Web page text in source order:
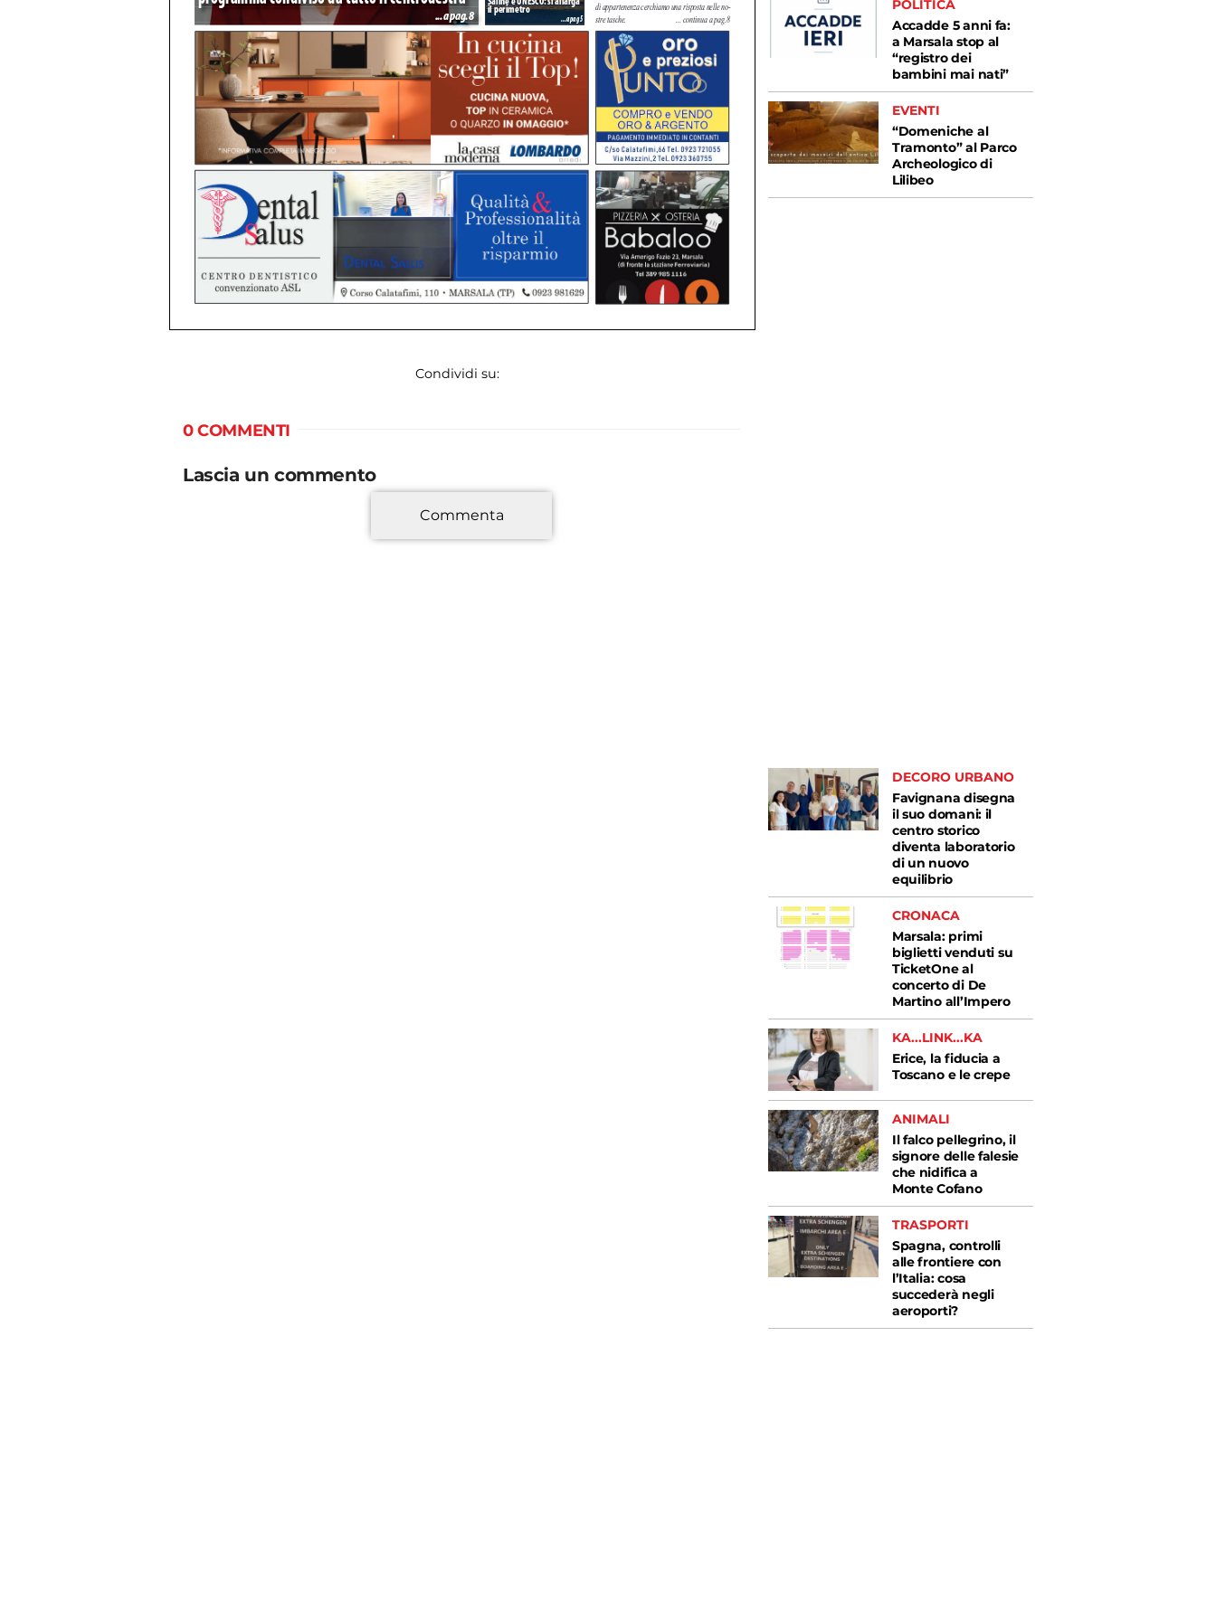
Condividi su:
0 COMMENTI
Lascia un commento
Commenta
POLITICA
Accadde 5 anni fa:
a Marsala stop al
“registro dei
bambini mai nati”
EVENTI
“Domeniche al
Tramonto” al Parco
Archeologico di
Lilibeo
DECORO URBANO
Favignana disegna
il suo domani: il
centro storico
diventa laboratorio
di un nuovo
equilibrio
CRONACA
Marsala: primi
biglietti venduti su
TicketOne al
concerto di De
Martino all’Impero
KA...LINK...KA
Erice, la fiducia a
Toscano e le crepe
ANIMALI
Il falco pellegrino, il
signore delle falesie
che nidifica a
Monte Cofano
TRASPORTI
Spagna, controlli
alle frontiere con
l’Italia: cosa
succederà negli
aeroporti?